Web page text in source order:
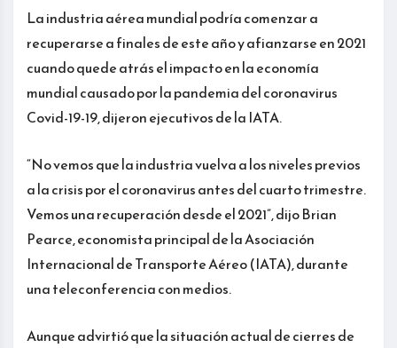
La industria aérea mundial podría comenzar a
recuperarse a finales de este año y afianzarse en 2021
cuando quede atrás el impacto en la economía
mundial causado por la pandemia del coronavirus
Covid-19-19, dijeron ejecutivos de la IATA.
“No vemos que la industria vuelva a los niveles previos
a la crisis por el coronavirus antes del cuarto trimestre.
Vemos una recuperación desde el 2021”, dijo Brian
Pearce, economista principal de la Asociación
Internacional de Transporte Aéreo (IATA), durante
una teleconferencia con medios.
Aunque advirtió que la situación actual de cierres de